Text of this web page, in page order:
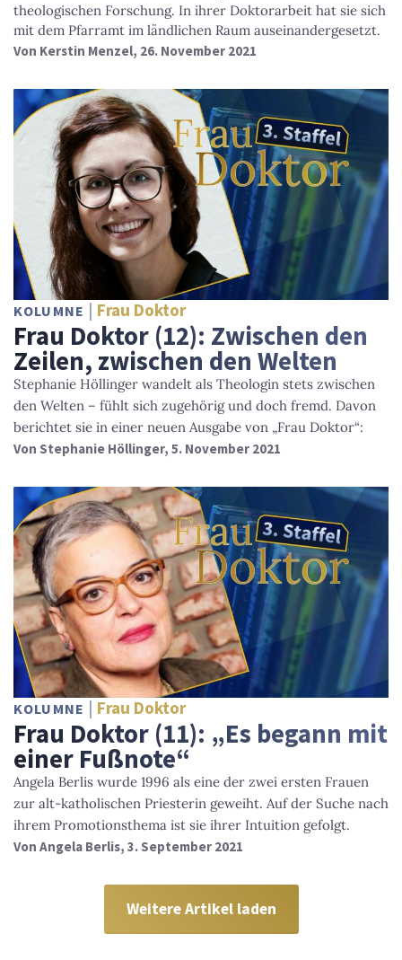
theologischen Forschung. In ihrer Doktorarbeit hat sie sich
mit dem Pfarramt im ländlichen Raum auseinandergesetzt.
Von Kerstin Menzel, 26. November 2021
KOLUMNE Frau Doktor
Frau Doktor (12): Zwischen den
Zeilen, zwischen den Welten
Stephanie Höllinger wandelt als Theologin stets zwischen
den Welten – fühlt sich zugehörig und doch fremd. Davon
berichtet sie in einer neuen Ausgabe von „Frau Doktor“:
Von Stephanie Höllinger, 5. November 2021
KOLUMNE Frau Doktor
Frau Doktor (11): „Es begann mit
einer Fußnote“
Angela Berlis wurde 1996 als eine der zwei ersten Frauen
zur alt-katholischen Priesterin geweiht. Auf der Suche nach
ihrem Promotionsthema ist sie ihrer Intuition gefolgt.
Von Angela Berlis, 3. September 2021
Weitere Artikel laden